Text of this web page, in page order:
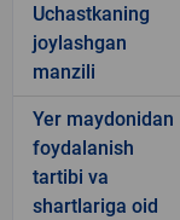
Uchastkaning
joylashgan
manzili
Yer maydonidan
foydalanish
tartibi va
shartlariga oid